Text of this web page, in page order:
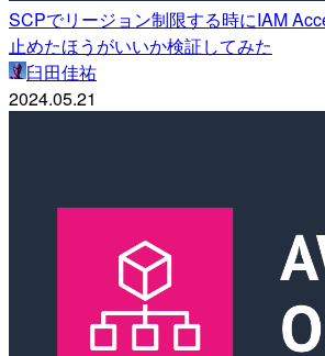
SCPでリージョン制限する時にIAM
止めたほうがいいか検証してみた
臼田佳祐
2024.05.21